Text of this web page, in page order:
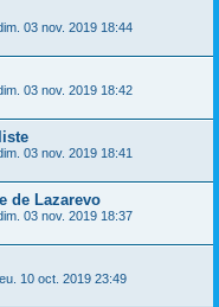
03 nov. 2019 18:44
03 nov. 2019 18:42
03 nov. 2019 18:41
de Lazarevo
03 nov. 2019 18:37
10 oct. 2019 23:49